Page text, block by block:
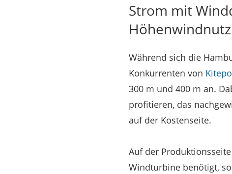
Strom mit
Während sich die
Konkurrenten von
300 m und 400 m an.
profitieren, das
auf der Kostenseite.
Auf der
Windturbine benötigt, so